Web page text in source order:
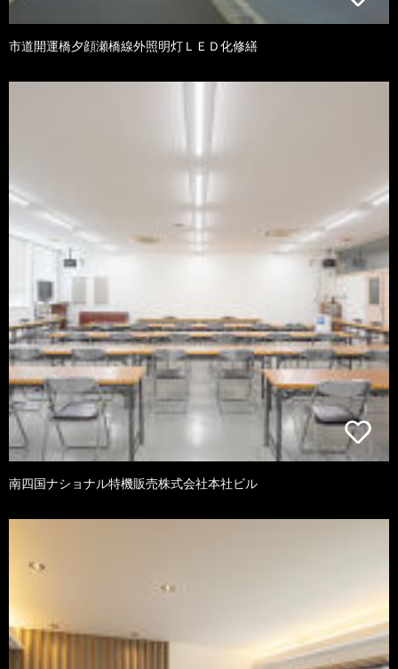
市道開運橋夕顔瀬橋線外照明灯ＬＥＤ化修繕
南四国ナショナル特機販売株式会社本社ビル